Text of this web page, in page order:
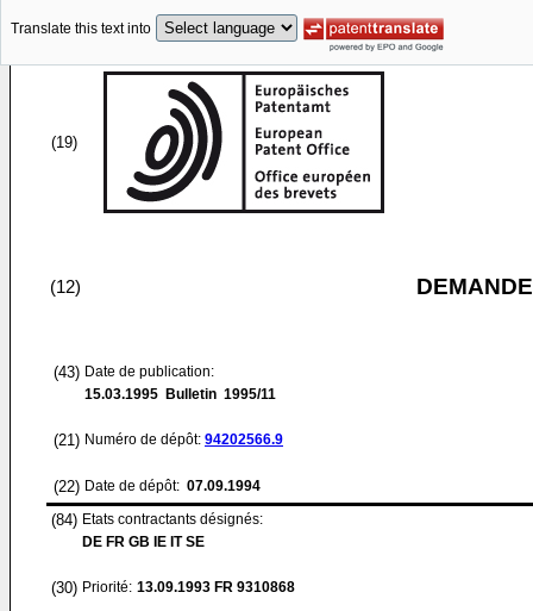
Translate this text into
(19)
(12)
(43) Date de publication:
15.03.1995 Bulletin 1995/11
(21) Numéro de dépôt: 94202566.9
(22) Date de dépôt: 07.09.1994
(84) Etats contractants désignés:
DE FR GB IE IT SE
(30) Priorité: 13.09.1993 FR 9310868